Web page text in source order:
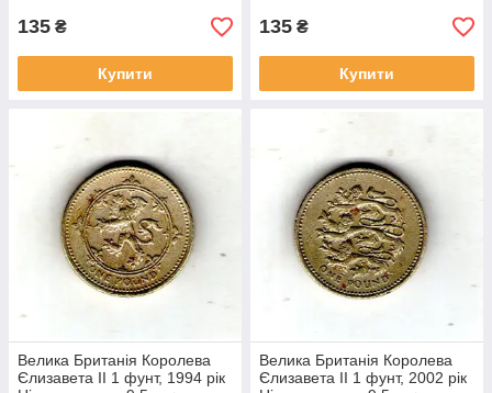
135 ₴
Купити
135 ₴
Купити
Велика Британія Королева
Єлизавета II 1 фунт, 1994 рік
Велика Британія Королева
Єлизавета II 1 фунт, 2002 рік